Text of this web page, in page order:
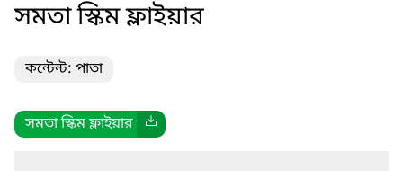
সমতা স্কিম ফ্লাইয়ার
কন্টেন্ট: পাতা
সমতা স্কিম ফ্লাইয়ার